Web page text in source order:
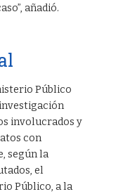
añadió.
Público
involucrados y
con
según la
el
Público, a la